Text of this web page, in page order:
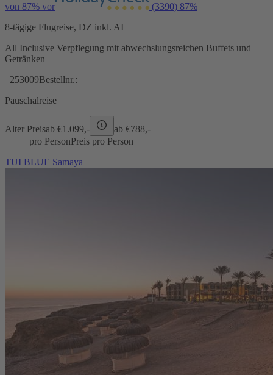
von 87% vor (3390) 87%
8-tägige Flugreise, DZ inkl. AI
All Inclusive Verpflegung mit abwechslungsreichen Buffets und
Getränken
253009Bestellnr.:
Pauschalreise
Alter Preisab €1.099,- ab €788,-
pro PersonPreis pro Person
TUI BLUE Samaya